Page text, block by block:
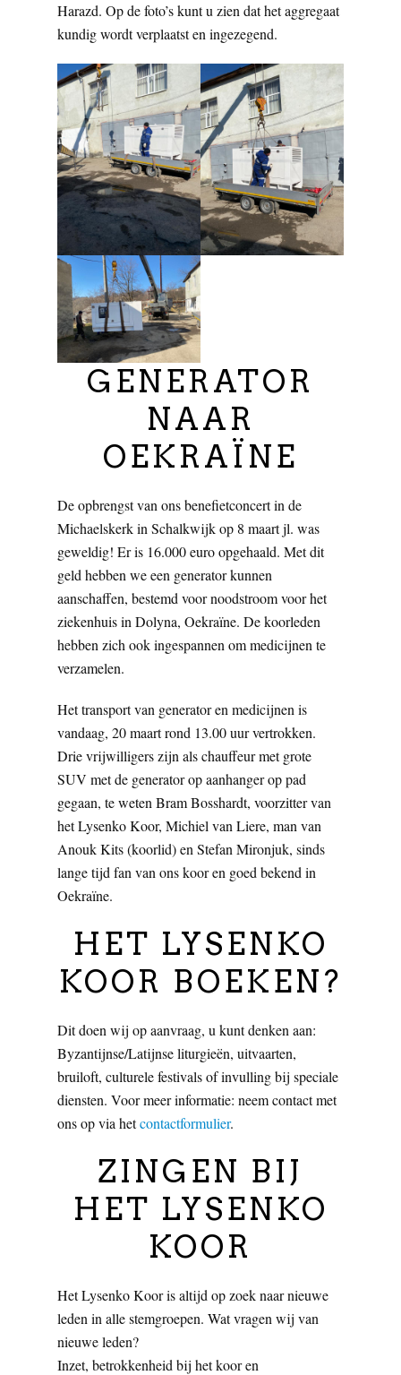
Harazd. Op de foto’s kunt u zien dat het aggregaat
kundig wordt verplaatst en ingezegend.
GENERATOR
NAAR
OEKRAÏNE
De opbrengst van ons benefietconcert in de
Michaelskerk in Schalkwijk op 8 maart jl. was
geweldig! Er is 16.000 euro opgehaald. Met dit
geld hebben we een generator kunnen
aanschaffen, bestemd voor noodstroom voor het
ziekenhuis in Dolyna, Oekraïne. De koorleden
hebben zich ook ingespannen om medicijnen te
verzamelen.
Het transport van generator en medicijnen is
vandaag, 20 maart rond 13.00 uur vertrokken.
Drie vrijwilligers zijn als chauffeur met grote
SUV met de generator op aanhanger op pad
gegaan, te weten Bram Bosshardt, voorzitter van
het Lysenko Koor, Michiel van Liere, man van
Anouk Kits (koorlid) en Stefan Mironjuk, sinds
lange tijd fan van ons koor en goed bekend in
Oekraïne.
HET LYSENKO
KOOR BOEKEN?
Dit doen wij op aanvraag, u kunt denken aan:
Byzantijnse/Latijnse liturgieën, uitvaarten,
bruiloft, culturele festivals of invulling bij speciale
diensten. Voor meer informatie: neem contact met
ons op via hetcontactformulier.
ZINGEN BIJ
HET LYSENKO
KOOR
Het Lysenko Koor is altijd op zoek naar nieuwe
leden in alle stemgroepen. Wat vragen wij van
nieuwe leden?
Inzet, betrokkenheid bij het koor en